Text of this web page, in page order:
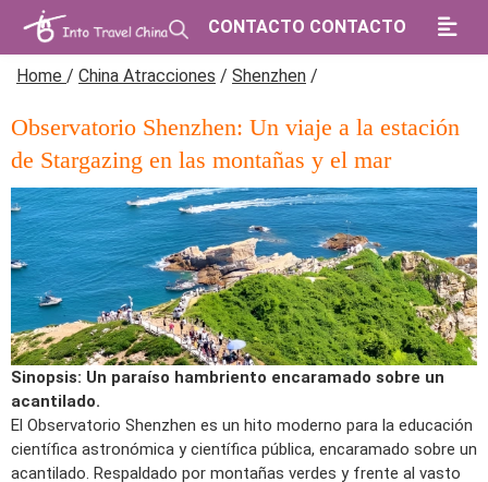
CONTACTO CONTACTO
Home / China Atracciones / Shenzhen /
Observatorio Shenzhen: Un viaje a la estación
de Stargazing en las montañas y el mar
Sinopsis: Un paraíso hambriento encaramado sobre un
acantilado.
El Observatorio Shenzhen es un hito moderno para la educación
científica astronómica y científica pública, encaramado sobre un
acantilado. Respaldado por montañas verdes y frente al vasto